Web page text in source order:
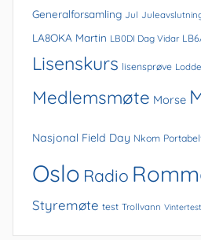
Generalforsamling Jul
LA8OKA Martin LB0DI Dag Vidar
Lisenskurs lisensprøve
Medlemsmøte Morse
Nasjonal Field Day Nkom
Oslo Radio
Styremøte test Trollvann Vintertest